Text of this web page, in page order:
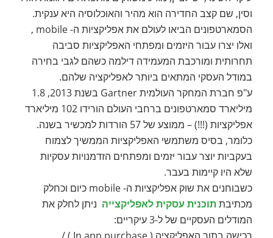
וסין, שם קצב החדירה הוא מהיר והאוכלוסיה היא ענקית.
הסמארטפונים הביאו לעולם את אפליקציות ה- mobile ,
ואלו יצרו עבור היזמים ומפתחי האפליקציות סביבה
תחרותית ומורכבת המעמידה דילמה כשהם לגבי בחירה
במודל העסקי המתאים ביותר לאפליקציה שלהם.
ע"פ חברת המחקר העולמית Gartner בשנת 2013, 1.8
מיליארד סמארטפונים ברחבי העולם הורידו 102 מיליארד
אפליקציות (!!!) – ממוצע של 57 הורדות למכשיר בשנה.
כלומר, בסיס משתמשי האפליקציות הממשיך לצמוח
בעקביות יוצר עבור יזמים ומפתחים הזדמנויות עסקיות
שלא היו קיימות בעבר.
כשבוחנים את שוק אפליקציות ה- mobile כיום וכחלק
מכתיבתתוכנית עסקית לאפליקצייה ניתן לחלק את
המודלים העסקיים של ל-3 עיקריים:
רכישה בתוך האפליקציה ( In app purchase ) /